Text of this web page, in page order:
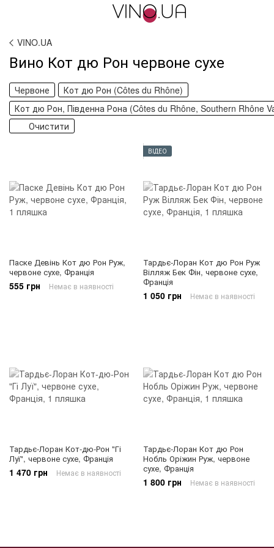
VINO.UA
Вино Кот дю Рон червоне сухе
Червоне
Кот дю Рон (Côtes du Rhône)
Кот дю Рон, Південна Рона (Côtes du Rhône, Southern Rhône
Очистити
Паске Девінь Кот дю Рон Руж,
червоне сухе, Франція
555 грн Немає в наявності
ВІДЕО
Тардьє-Лоран Кот дю Рон Руж
Вілляж Бек Фін, червоне сухе,
Франція
1 050 грн Немає в наявності
Тардьє-Лоран Кот-дю-Рон "Гі
Луї", червоне сухе, Франція
1 470 грн Немає в наявності
Тардьє-Лоран Кот дю Рон
Нобль Оріжин Руж, червоне
сухе, Франція
1 800 грн Немає в наявності